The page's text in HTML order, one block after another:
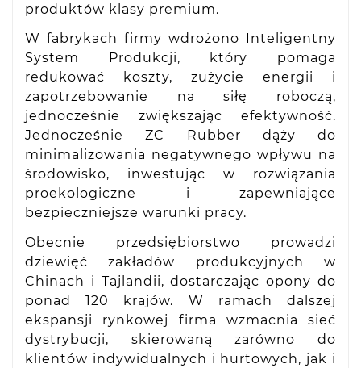
produktów klasy premium.
W fabrykach firmy wdrożono Inteligentny
System Produkcji, który pomaga
redukować koszty, zużycie energii i
zapotrzebowanie na siłę roboczą,
jednocześnie zwiększając efektywność.
Jednocześnie ZC Rubber dąży do
minimalizowania negatywnego wpływu na
środowisko, inwestując w rozwiązania
proekologiczne i zapewniające
bezpieczniejsze warunki pracy.
Obecnie przedsiębiorstwo prowadzi
dziewięć zakładów produkcyjnych w
Chinach i Tajlandii, dostarczając opony do
ponad 120 krajów. W ramach dalszej
ekspansji rynkowej firma wzmacnia sieć
dystrybucji, skierowaną zarówno do
klientów indywidualnych i hurtowych, jak i